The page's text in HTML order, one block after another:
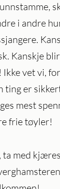
i andre
Kanskje
Ikke vet vi,
ting er
mest
frie tøyler!
ta med